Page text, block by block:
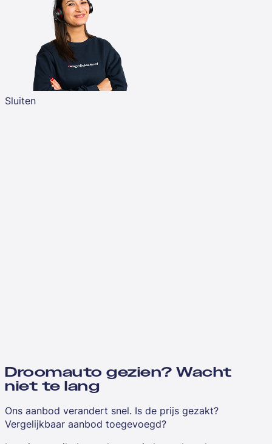
Sluiten
Droomauto gezien? Wacht
niet te lang
Ons aanbod verandert snel. Is de prijs gezakt?
Vergelijkbaar aanbod toegevoegd?